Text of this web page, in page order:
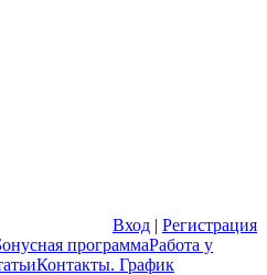
Вход | Регистрация
программаРабота у
Контакты. График